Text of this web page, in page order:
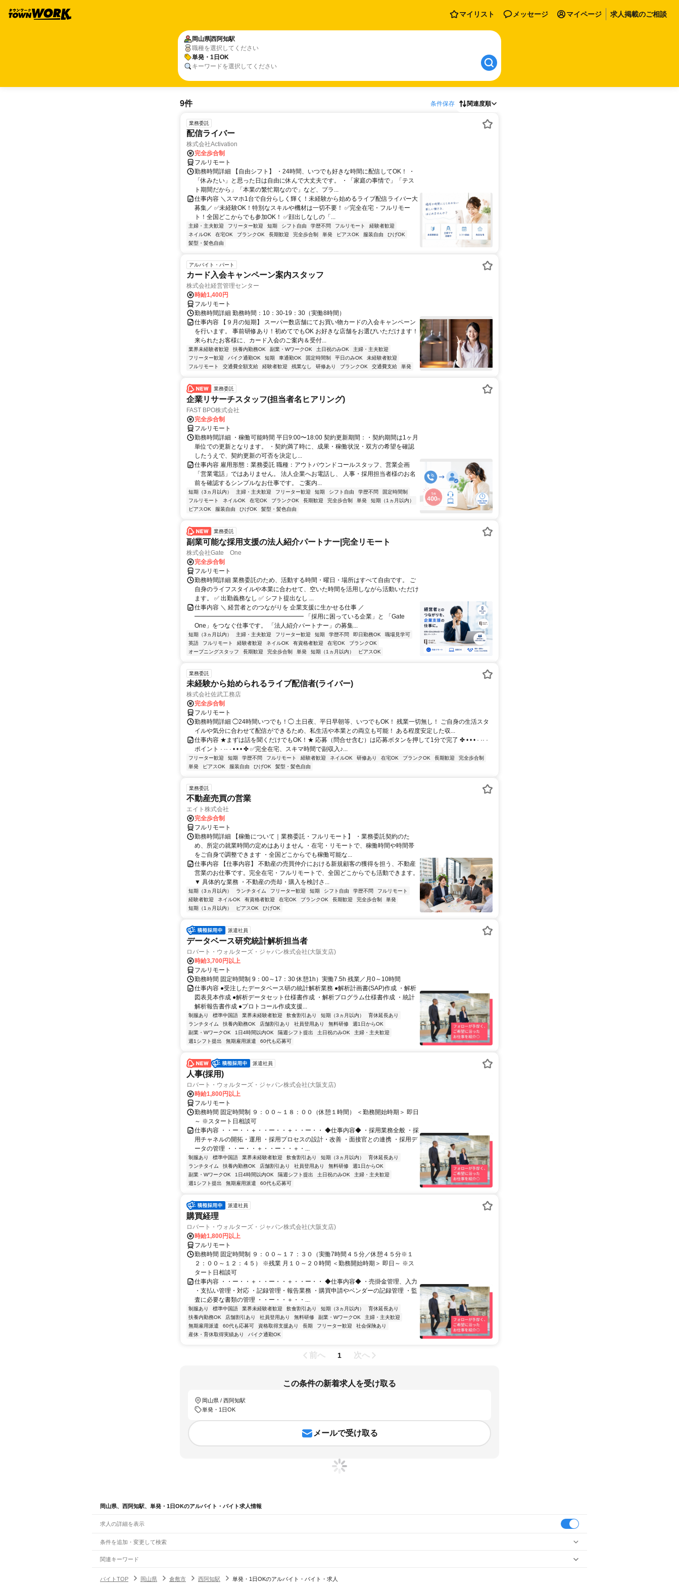
マイリスト メッセージ マイページ 求人掲載のご相談
岡山県西阿知駅
職種を選択してください
単発・1日OK
キーワードを選択してください
9件 条件保存 関連度順
業務委託
配信ライバー
株式会社Activation
完全歩合制
フルリモート
勤務時間詳細 【自由シフト】 ・24時間、いつでも好きな時間に配信してOK！ ・
「休みたい」と思った日は自由に休んで大丈夫です。 ・「家庭の事情で」「テス
ト期間だから」「本業の繁忙期なので」など、プラ...
仕事内容 ＼スマホ1台で自分らしく輝く！未経験から始めるライブ配信ライバー大
募集／ ✅未経験OK！特別なスキルや機材は一切不要！ ✅完全在宅・フルリモー
ト！全国どこからでも参加OK！ ✅顔出しなしの「...
主婦・主夫歓迎 フリーター歓迎 短期 シフト自由 学歴不問 フルリモート
経験者歓迎
ネイルOK
在宅OK ブランクOK 長期歓迎 完全歩合制 単発 ピアスOK 服装自由
ひげOK
髪型・髪色自由
アルバイト・パート
カード入会キャンペーン案内スタッフ
株式会社経営管理センター
時給1,400円
フルリモート
勤務時間詳細 勤務時間：10：30-19：30（実働8時間）
仕事内容 【９月の短期】 スーパー数店舗にてお買い物カードの入会キャンペーン
を行います。 事前研修あり！初めてでもOK お好きな店舗をお選びいただけます！
来られたお客様に、カード入会のご案内＆受付...
業界未経験者歓迎 扶養内勤務OK 副業・WワークOK 土日祝のみOK
主婦・主夫歓迎
フリーター歓迎
バイク通勤OK 短期 車通勤OK 固定時間制 平日のみOK
未経験者歓迎
フルリモート
交通費全額支給 経験者歓迎 残業なし 研修あり ブランクOK 交通費支給 単発
業務委託
企業リサーチスタッフ(担当者名ヒアリング)
FAST BPO株式会社
完全歩合制
フルリモート
勤務時間詳細 ・稼働可能時間 平日9:00〜18:00 契約更新期間：・契約期間は1ヶ月
単位での更新となります。 ・契約満了時に、成果・稼働状況・双方の希望を確認
したうえで、契約更新の可否を決定し...
仕事内容 雇用形態：業務委託 職種：アウトバウンドコールスタッフ、営業企画
「営業電話」ではありません。 法人企業へお電話し、 人事・採用担当者様のお名
前を確認するシンプルなお仕事です。 ご案内...
短期（3ヵ月以内） 主婦・主夫歓迎 フリーター歓迎 短期 シフト自由 学歴不問
固定時間制
フルリモート
ネイルOK 在宅OK ブランクOK 長期歓迎 完全歩合制 単発
短期（1ヵ月以内）
ピアスOK
服装自由 ひげOK 髪型・髪色自由
業務委託
副業可能な採用支援の法人紹介パートナー|完全リモート
株式会社Gate One
完全歩合制
フルリモート
勤務時間詳細 業務委託のため、活動する時間・曜日・場所はすべて自由です。 ご
自身のライフスタイルや本業に合わせて、空いた時間を活用しながら活動いただけ
ます。 ✅ 出勤義務なし ✅ シフト提出なし ...
仕事内容 ＼ 経営者とのつながりを 企業支援に生かせる仕事 ／
━━━━━━━━━━━━━━━━━━ 「採用に困っている企業」と 「Gate
One」をつなぐ仕事です。 「法人紹介パートナー」の募集...
短期（3ヵ月以内） 主婦・主夫歓迎 フリーター歓迎 短期 学歴不問 即日勤務OK
職場見学可
英語
フルリモート 経験者歓迎 ネイルOK 有資格者歓迎 在宅OK
ブランクOK
オープニングスタッフ
長期歓迎 完全歩合制 単発 短期（1ヵ月以内） ピアスOK
業務委託
未経験から始められるライブ配信者(ライバー)
株式会社佐武工務店
完全歩合制
フルリモート
勤務時間詳細 ◯24時間いつでも！◯ 土日夜、平日早朝等、いつでもOK！ 残業一切無し！ ご自身の生活スタ
イルや気分に合わせて配信ができるため、私生活や本業との両立も可能！ ある程度安定した収...
仕事内容 ★まずは話を聞くだけでもOK！★ 応募（問合せ含む）は応募ボタンを押して1分で完了 ✤ • • • · ·· ·
ポイント · ·· · • • • ✤ ✅完全在宅、スキマ時間で副収入♪...
フリーター歓迎 短期 学歴不問 フルリモート 経験者歓迎 ネイルOK 研修あり 在宅OK ブランクOK 長期歓迎
完全歩合制
単発
ピアスOK 服装自由 ひげOK 髪型・髪色自由
業務委託
不動産売買の営業
エイト株式会社
完全歩合制
フルリモート
勤務時間詳細 【稼働について｜業務委託・フルリモート】 ・業務委託契約のた
め、所定の就業時間の定めはありません ・在宅・リモートで、稼働時間や時間帯
をご自身で調整できます ・全国どこからでも稼働可能な...
仕事内容 【仕事内容】 不動産の売買仲介における新規顧客の獲得を担う、不動産
営業のお仕事です。完全在宅・フルリモートで、全国どこからでも活動できます。
▼ 具体的な業務 ・不動産の売却・購入を検討さ...
短期（3ヵ月以内） ランチタイム フリーター歓迎 短期 シフト自由 学歴不問
フルリモート
経験者歓迎
ネイルOK 有資格者歓迎 在宅OK ブランクOK 長期歓迎 完全歩合制
単発
短期（1ヵ月以内）
ピアスOK ひげOK
派遣社員
データベース研究統計解析担当者
ロバート・ウォルターズ・ジャパン株式会社(大阪支店)
時給3,700円以上
フルリモート
勤務時間 固定時間制 9：00～17：30 休憩1h）実働7.5h 残業／月0～10時間
仕事内容 ●受注したデータベース研の統計解析業務 ●解析計画書(SAP)作成 ・解析
図表見本作成 ●解析データセット仕様書作成 ・解析プログラム仕様書作成 ・統計
解析報告書作成 ●プロトコール作成支援...
制服あり 標準中国語 業界未経験者歓迎 飲食割引あり 短期（3ヵ月以内）
育休延長あり
ランチタイム
扶養内勤務OK 店舗割引あり 社員登用あり 無料研修
週1日からOK
副業・WワークOK
1日4時間以内OK 隔週シフト提出 土日祝のみOK
主婦・主夫歓迎
週1シフト提出
無期雇用派遣 60代も応募可
派遣社員
人事(採用)
ロバート・ウォルターズ・ジャパン株式会社(大阪支店)
時給1,800円以上
フルリモート
勤務時間 固定時間制 ９：００～１８：００（休憩１時間） ＜勤務開始時期＞ 即日
～ ※スタート日相談可
仕事内容 ・・ー・・＋・・ー・・＋・・ー・・ ◆仕事内容◆ ・採用業務全般 ・採
用チャネルの開拓・運用 ・採用プロセスの設計・改善 ・面接官との連携 ・採用デ
ータの管理 ・・ー・・＋・・ー・・＋・...
制服あり 標準中国語 業界未経験者歓迎 飲食割引あり 短期（3ヵ月以内）
育休延長あり
ランチタイム
扶養内勤務OK 店舗割引あり 社員登用あり 無料研修
週1日からOK
副業・WワークOK
1日4時間以内OK 隔週シフト提出 土日祝のみOK
主婦・主夫歓迎
週1シフト提出
無期雇用派遣 60代も応募可
派遣社員
購買経理
ロバート・ウォルターズ・ジャパン株式会社(大阪支店)
時給1,800円以上
フルリモート
勤務時間 固定時間制 ９：００～１７：３０（実働7時間４５分／休憩４５分※１
２：００～１２：４５） ※残業 月１０～２０時間 ＜勤務開始時期＞ 即日～ ※ス
タート日相談可
仕事内容 ・・ー・・＋・・ー・・＋・・ー・・ ◆仕事内容◆ ・売掛金管理、入力
・支払い管理・対応 ・記録管理・報告業務 ・購買申請やベンダーの記録管理 ・監
査に必要な書類の管理 ・・ー・・＋・・...
制服あり 標準中国語 業界未経験者歓迎 飲食割引あり 短期（3ヵ月以内）
育休延長あり
扶養内勤務OK
店舗割引あり 社員登用あり 無料研修 副業・WワークOK
主婦・主夫歓迎
無期雇用派遣
60代も応募可 資格取得支援あり 長期 フリーター歓迎
社会保険あり
産休・育休取得実績あり
バイク通勤OK
前へ 1 次へ
この条件の新着求人を受け取る
岡山県 / 西阿知駅
単発・1日OK
メールで受け取る
岡山県、西阿知駅、単発・1日OKのアルバイト・バイト求人情報
求人の詳細を表示
条件を追加・変更して検索
市区町村を追加・変更
岡山県すべて
駅を追加・変更
関連キーワード
バイトTOP
岡山県 倉敷市 西阿知駅 単発・1日OKのアルバイト・バイト・求人